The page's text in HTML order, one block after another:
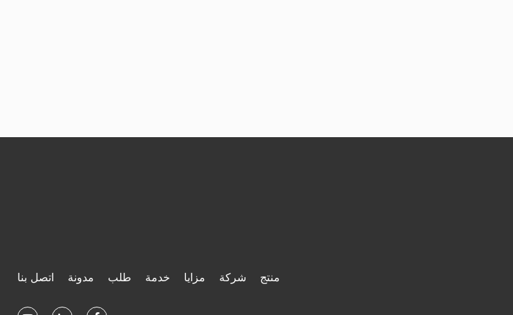
منتج شركة مزايا خدمة طلب مدونة اتصل بنا